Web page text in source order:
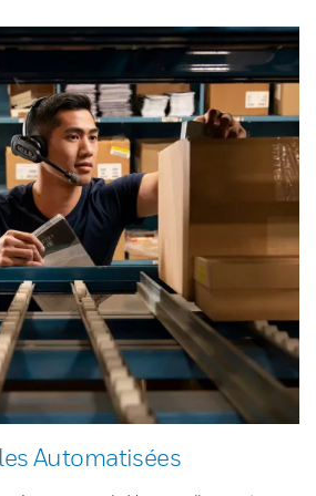
Automatisées